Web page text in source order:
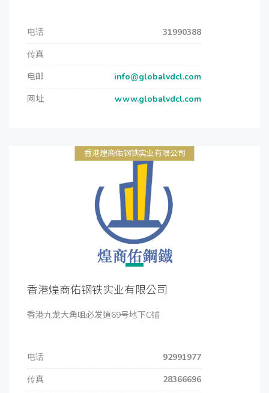
电话
31990388
传真
电邮
info@globalvdcl.com
网址
www.globalvdcl.com
香港煌商佑钢铁实业有限公司
香港煌商佑钢铁实业有限公司
香港九龙大角咀必发道69号地下C铺
电话
92991977
传真
28366696